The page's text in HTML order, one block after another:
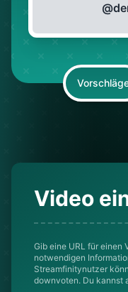
@
Video
Gib eine URL für einen
notwendigen
Streamfinitynutzer
downvoten. Du kannst